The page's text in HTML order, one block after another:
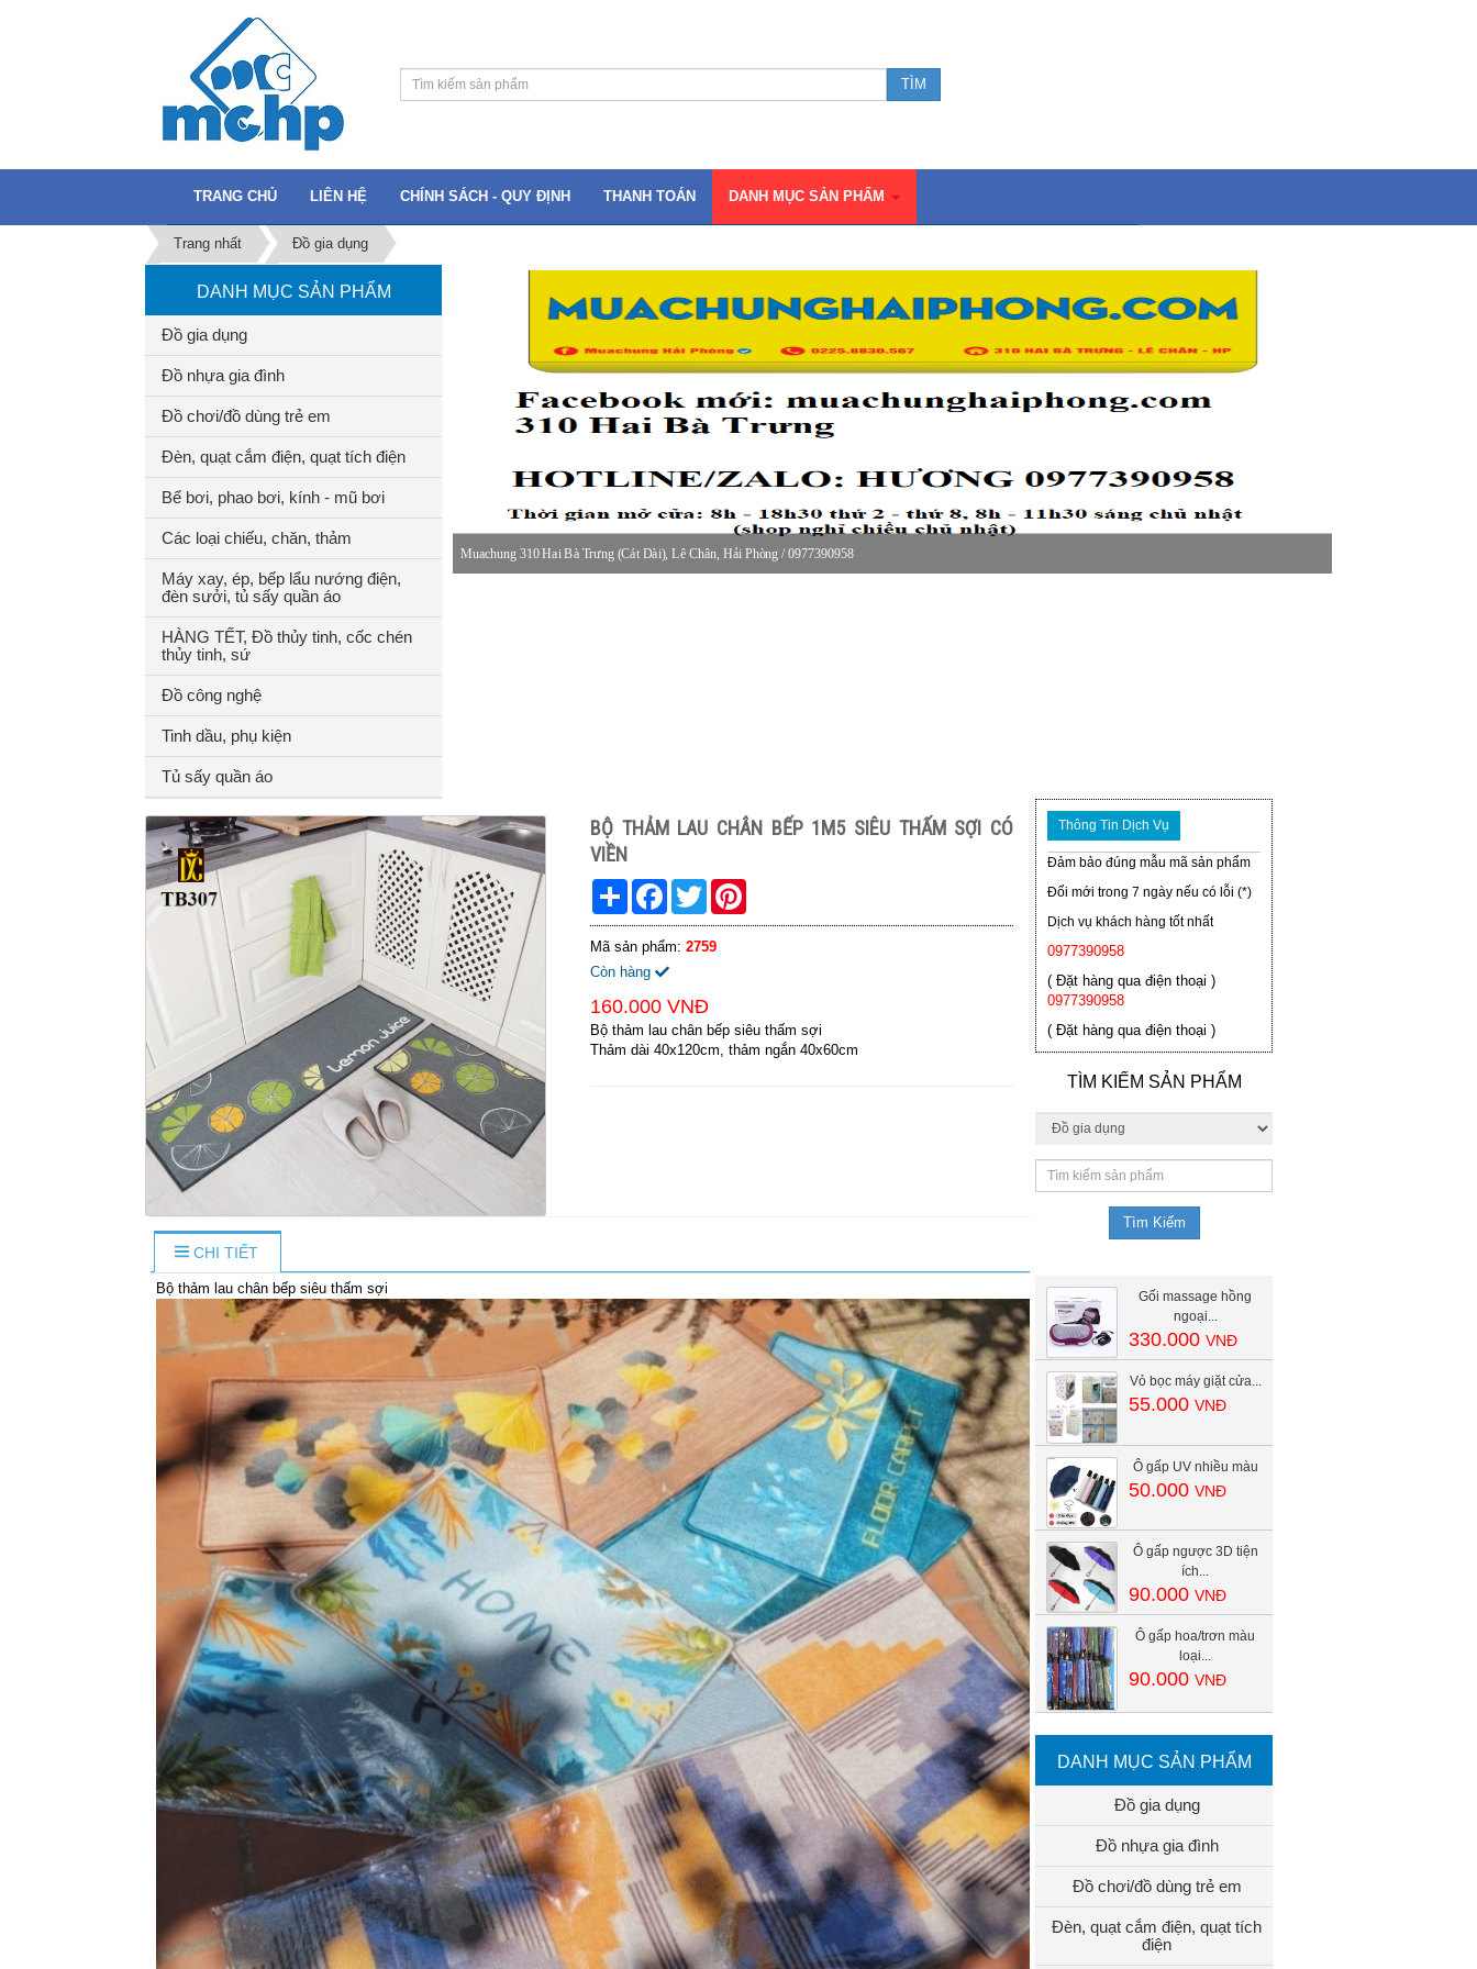
TRANG CHỦ LIÊN HỆ CHÍNH SÁCH - QUY ĐỊNH THANH TOÁN DANH MỤC SẢN PHẨM
Trang nhất Đồ gia dụng
DANH MỤC SẢN PHẨM
Đồ gia dụng
Đồ nhựa gia đình
Đồ chơi/đồ dùng trẻ em
Đèn, quạt cắm điện, quạt tích điện
Bể bơi, phao bơi, kính - mũ bơi
Các loại chiếu, chăn, thảm
Máy xay, ép, bếp lẩu nướng điện,
đèn sưởi, tủ sấy quần áo
HÀNG TẾT, Đồ thủy tinh, cốc chén
thủy tinh, sứ
Đồ công nghệ
Tinh dầu, phụ kiện
Tủ sấy quần áo
Muachung 310 Hai Bà Trưng (Cát Dài), Lê Chân, Hải Phòng / 0977390958
BỘ THẢM LAU CHÂN BẾP 1M5 SIÊU THẤM SỢI CÓ
VIỀN
Share FacebookTwitter
Mã sản phẩm: 2759
Còn hàng
160.000 VNĐ
Bộ thảm lau chân bếp siêu thấm sợi
Thảm dài 40x120cm, thảm ngắn 40x60cm
CHI TIẾT
Bộ thảm lau chân bếp siêu thấm sợi
Thông Tin Dịch Vụ
Đảm bảo đúng mẫu mã sản phẩm
Đổi mới trong 7 ngày nếu có lỗi (*)
Dịch vụ khách hàng tốt nhất
0977390958
( Đặt hàng qua điện thoại )
0977390958
( Đặt hàng qua điện thoại )
TÌM KIẾM SẢN PHẨM
Gối massage hồng
ngoại...
330.000VNĐ
Vỏ bọc máy giặt cửa...
55.000VNĐ
Ô gấp UV nhiều màu
50.000VNĐ
Ô gấp ngược 3D tiện
ích...
90.000VNĐ
Ô gấp hoa/trơn màu
loại...
90.000VNĐ
DANH MỤC SẢN PHẨM
Đồ gia dụng
Đồ nhựa gia đình
Đồ chơi/đồ dùng trẻ em
Đèn, quạt cắm điện, quạt tích
điện